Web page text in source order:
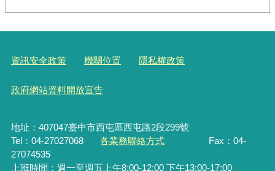
資訊安全政策 機關位置 隱私權政策
政府網站資料開放宣告
地址：407047臺中市西屯區西屯路2段299號
Tel：04-27027068
各業務聯絡方式
Fax：04-
27074535
上班時間：週一至週五上午8:00-12:00 下午13:00-17:00